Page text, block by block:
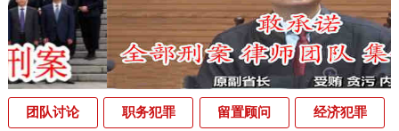
法律援助 刑事资讯 刑事文书 案件动态
辩护词集 常见问题 办理中的案件 业务范围
为什么选择智豪 办案机关 中国法律讲堂 辨别伪专业
罪名解析库 网站地图
团队讨论 职务犯罪 留置顾问 经济犯罪